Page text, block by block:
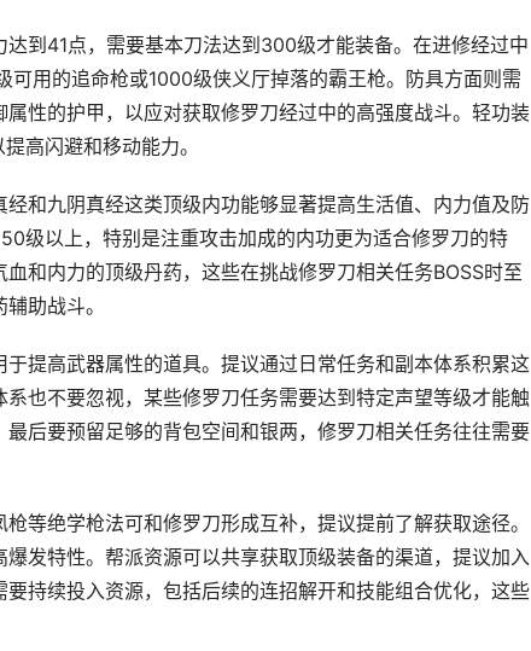
到41点，需要基本刀法达到300级才能装备。在进修经过中
用的追命枪或1000级侠义厅掉落的霸王枪。防具方面则需
性的护甲，以应对获取修罗刀经过中的高强度战斗。轻功装
高闪避和移动能力。
和九阴真经这类顶级内功能够显著提高生活值、内力值及防
级以上，特别是注重攻击加成的内功更为适合修罗刀的特
和内力的顶级丹药，这些在挑战修罗刀相关任务BOSS时至
助战斗。
提高武器属性的道具。提议通过日常任务和副本体系积累这
也不要忽视，某些修罗刀任务需要达到特定声望等级才能触
后要预留足够的背包空间和银两，修罗刀相关任务往往需要
等绝学枪法可和修罗刀形成互补，提议提前了解获取途径。
发特性。帮派资源可以共享获取顶级装备的渠道，提议加入
持续投入资源，包括后续的连招解开和技能组合优化，这些